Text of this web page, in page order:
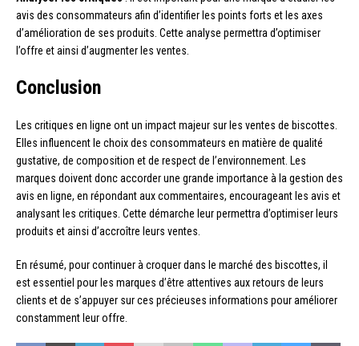
avis des consommateurs afin d’identifier les points forts et les axes
d’amélioration de ses produits. Cette analyse permettra d’optimiser
l’offre et ainsi d’augmenter les ventes.
Conclusion
Les critiques en ligne ont un impact majeur sur les ventes de biscottes.
Elles influencent le choix des consommateurs en matière de qualité
gustative, de composition et de respect de l’environnement. Les
marques doivent donc accorder une grande importance à la gestion des
avis en ligne, en répondant aux commentaires, encourageant les avis et
analysant les critiques. Cette démarche leur permettra d’optimiser leurs
produits et ainsi d’accroître leurs ventes.
En résumé, pour continuer à croquer dans le marché des biscottes, il
est essentiel pour les marques d’être attentives aux retours de leurs
clients et de s’appuyer sur ces précieuses informations pour améliorer
constamment leur offre.